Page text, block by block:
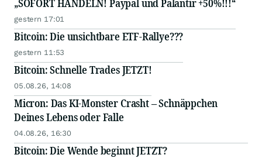
„SOFORT HANDELN! Paypal und Palantir +50%!!!“
gestern 17:01
Bitcoin: Die unsichtbare ETF-Rallye???
gestern 11:53
Bitcoin: Schnelle Trades JETZT!
05.08.26, 14:08
Micron: Das KI-Monster Crasht – Schnäppchen
Deines Lebens oder Falle
04.08.26, 16:30
Bitcoin: Die Wende beginnt JETZT?